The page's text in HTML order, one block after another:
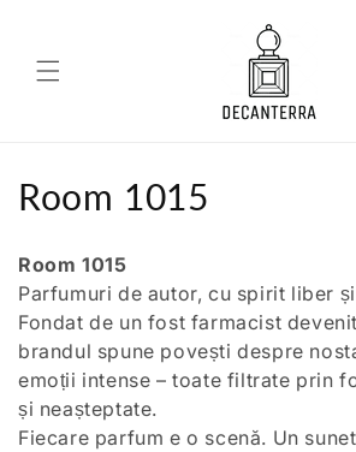
C
l
e
c
ț
Room 1015
Room 1015
Parfumuri de autor, cu spirit liber
Fondat de un fost farmacist
brandul spune povești despre
emoții intense – toate filtrate prin
și neașteptate.
Fiecare parfum e o scenă. Un